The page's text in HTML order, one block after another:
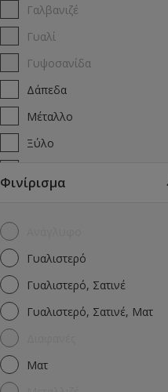
Γαλβανιζέ
Γυαλί
Γυψοσανίδα
Δάπεδα
Μέταλλο
Ξύλο
Φινίρισμα
Γυαλιστερό
Γυαλιστερό, Σατινέ
Γυαλιστερό, Σατινέ, Ματ
Ματ